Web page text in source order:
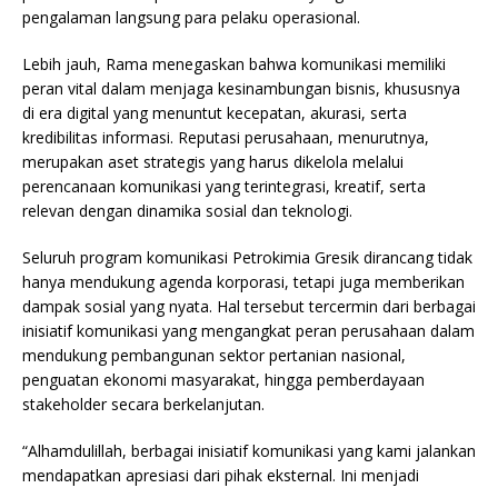
pengalaman langsung para pelaku operasional.
Lebih jauh, Rama menegaskan bahwa komunikasi memiliki
peran vital dalam menjaga kesinambungan bisnis, khususnya
di era digital yang menuntut kecepatan, akurasi, serta
kredibilitas informasi. Reputasi perusahaan, menurutnya,
merupakan aset strategis yang harus dikelola melalui
perencanaan komunikasi yang terintegrasi, kreatif, serta
relevan dengan dinamika sosial dan teknologi.
Seluruh program komunikasi Petrokimia Gresik dirancang tidak
hanya mendukung agenda korporasi, tetapi juga memberikan
dampak sosial yang nyata. Hal tersebut tercermin dari berbagai
inisiatif komunikasi yang mengangkat peran perusahaan dalam
mendukung pembangunan sektor pertanian nasional,
penguatan ekonomi masyarakat, hingga pemberdayaan
stakeholder secara berkelanjutan.
“Alhamdulillah, berbagai inisiatif komunikasi yang kami jalankan
mendapatkan apresiasi dari pihak eksternal. Ini menjadi